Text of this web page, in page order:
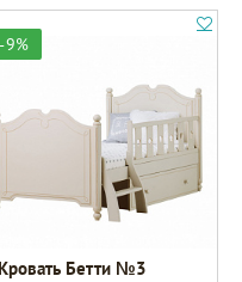
-9%
Кровать Бетти №3